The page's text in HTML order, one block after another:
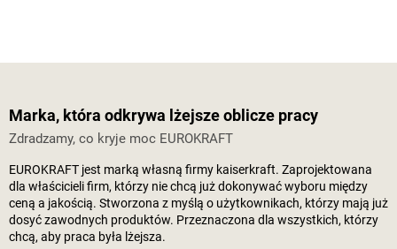
Marka, która odkrywa lżejsze oblicze pracy
Zdradzamy, co kryje moc EUROKRAFT
EUROKRAFT jest marką własną firmy kaiserkraft. Zaprojektowana
dla właścicieli firm, którzy nie chcą już dokonywać wyboru między
ceną a jakością. Stworzona z myślą o użytkownikach, którzy mają już
dosyć zawodnych produktów. Przeznaczona dla wszystkich, którzy
chcą, aby praca była lżejsza.